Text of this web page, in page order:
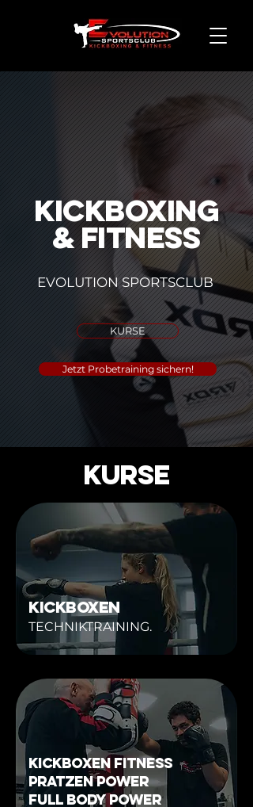
KICKBOXING
& FITNESS
EVOLUTION SPORTSCLUB
KURSE
Jetzt Probetraining sichern!
KURSE
KICKBOXEN
TECHNIKTRAINING.
KICKBOXEN FITNESS
PRATZEN POWER
FULL BODY POWER